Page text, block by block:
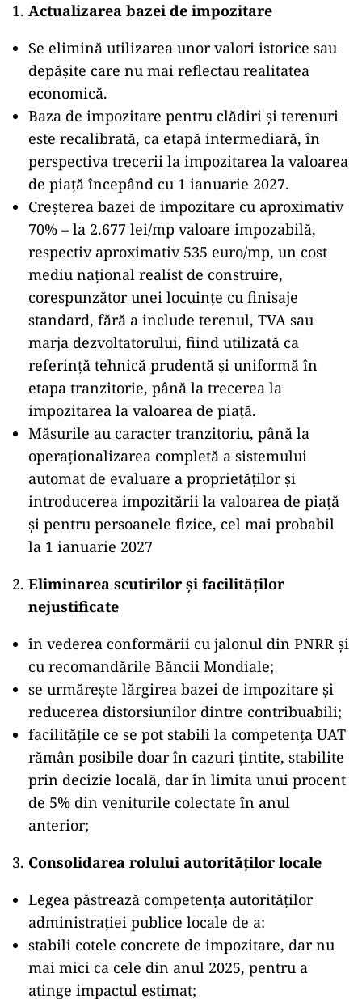
Actualizarea bazei de impozitare
Se elimină utilizarea unor valori istorice sau
depășite care nu mai reflectau realitatea
economică.
Baza de impozitare pentru clădiri și terenuri
este recalibrată, ca etapă intermediară, în
perspectiva trecerii la impozitarea la valoarea
de piață începând cu 1 ianuarie 2027.
Creșterea bazei de impozitare cu aproximativ
70% – la 2.677 lei/mp valoare impozabilă,
respectiv aproximativ 535 euro/mp, un cost
mediu național realist de construire,
corespunzător unei locuințe cu finisaje
standard, fără a include terenul, TVA sau
marja dezvoltatorului, fiind utilizată ca
referință tehnică prudentă și uniformă în
etapa tranzitorie, până la trecerea la
impozitarea la valoarea de piață.
Măsurile au caracter tranzitoriu, până la
operaționalizarea completă a sistemului
automat de evaluare a proprietăților și
introducerea impozitării la valoarea de piață
și pentru persoanele fizice, cel mai probabil
la 1 ianuarie 2027
Eliminarea scutirilor și facilităților
nejustificate
în vederea conformării cu jalonul din PNRR și
cu recomandările Băncii Mondiale;
se urmărește lărgirea bazei de impozitare și
reducerea distorsiunilor dintre contribuabili;
facilitățile ce se pot stabili la competența UAT
rămân posibile doar în cazuri țintite, stabilite
prin decizie locală, dar în limita unui procent
de 5% din veniturile colectate în anul
anterior;
Consolidarea rolului autorităților locale
Legea păstrează competența autorităților
administrației publice locale de a:
stabili cotele concrete de impozitare, dar nu
mai mici ca cele din anul 2025, pentru a
atinge impactul estimat;